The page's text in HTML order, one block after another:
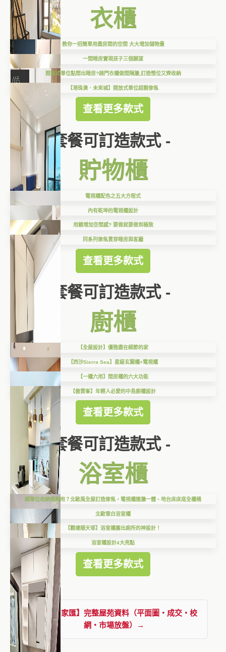
衣櫃
教你一招簡單用盡房間的空間 大大增加儲物量
一間睡房實現孩子三個願望
開放式單位點間出睡房?趟門衣櫃做間隔牆,訂造慳位又齊收納
【港珠澳．未來城】開放式單位超靚傢俬
查看更多款式
套餐可訂造款式 -
貯物櫃
電視櫃配色之五大方程式
內有乾坤的電視櫃設計
用鏡增加空間感? 要做就要做到極致
同系列傢俬貫穿睡房與客廳
查看更多款式
套餐可訂造款式 -
廚櫃
【全屋設計】優雅盡在細節的家
【西沙Sierra Sea】星級玄關櫃+電視櫃
【一櫃六用】間房櫃的六大功能
【傲雲峯】年輕人必愛的中島廚櫃設計
查看更多款式
套餐可訂造款式 -
浴室櫃
細單位收納唔夠用？北歐風全屋訂造傢俬，電視櫃連牆一體、地台床床底全櫃桶
北歐雪白浴室櫃
【觀塘順天邨】浴室櫃搬出廁所的神設計！
浴室櫃設計4大亮點
查看更多款式
查看【名家匯】完整屋苑資料（平面圖・成交・校
網・市場放盤）→